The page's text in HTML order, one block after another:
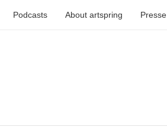
Podcasts About artspring Presse